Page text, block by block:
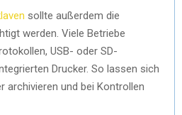
sollte außerdem die
werden. Viele Betriebe
USB- oder SD-
Drucker. So lassen sich
archivieren und bei Kontrollen